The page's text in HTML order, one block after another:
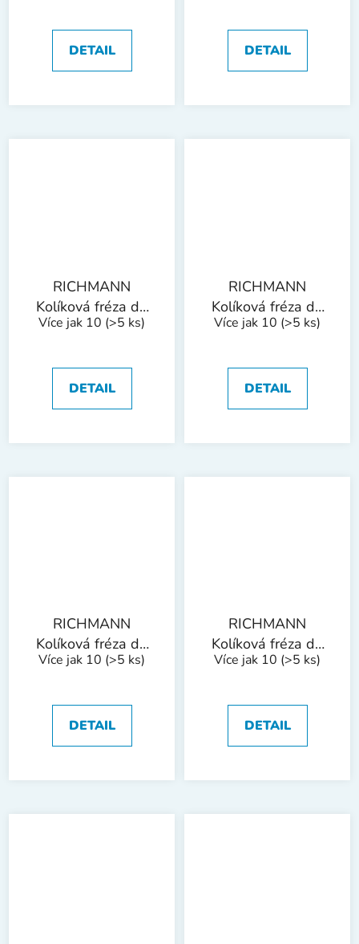
8x20 mm
DETAIL
10x20 mm
DETAIL
RICHMANN
Kolíková fréza do
kovu, stopka 6 mm
12x25 mm
Více jak 10 (>5 ks)
DETAIL
RICHMANN
Kolíková fréza do
kovu, stopka 6 mm
Více jak 10 (>5 ks)
DETAIL
RICHMANN
Kolíková fréza do
kovu, stopka 6 mm
Více jak 10 (>5 ks)
DETAIL
RICHMANN
Kolíková fréza do
kovu, stopka 6 mm
Více jak 10 (>5 ks)
DETAIL